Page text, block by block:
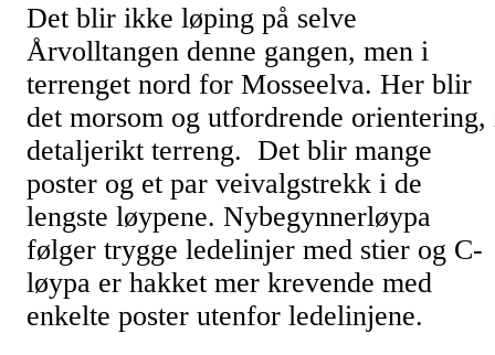
Det blir ikke løping på selve
Årvolltangen denne gangen, men i
terrenget nord for Mosseelva. Her blir
det morsom og utfordrende orientering,
detaljerikt terreng. Det blir mange
poster og et par veivalgstrekk i de
lengste løypene. Nybegynnerløypa
følger trygge ledelinjer med stier og C-
løypa er hakket mer krevende med
enkelte poster utenfor ledelinjene.